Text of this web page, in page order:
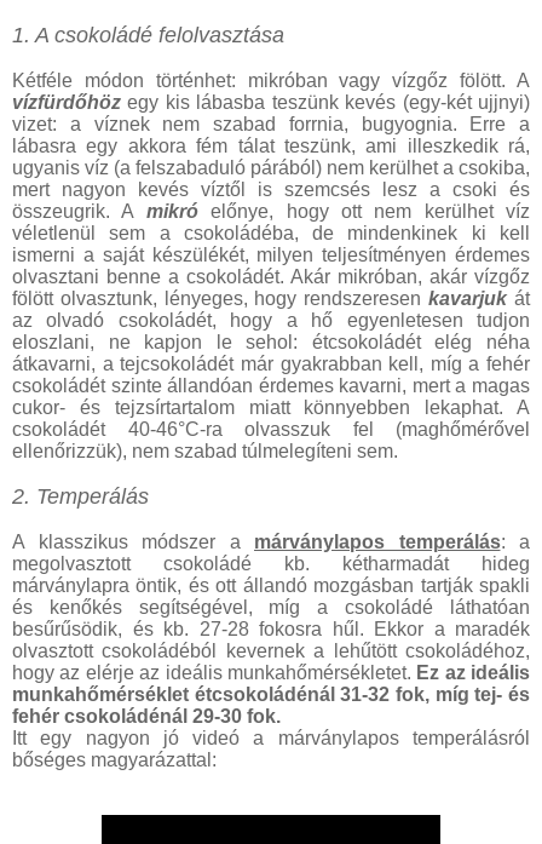
1. A csokoládé felolvasztása
Kétféle módon történhet: mikróban vagy vízgőz fölött. A
vízfürdőhöz egy kis lábasba teszünk kevés (egy-két ujjnyi)
vizet: a víznek nem szabad forrnia, bugyognia. Erre a
lábasra egy akkora fém tálat teszünk, ami illeszkedik rá,
ugyanis víz (a felszabaduló párából) nem kerülhet a csokiba,
mert nagyon kevés víztől is szemcsés lesz a csoki és
összeugrik. A mikróelőnye, hogy ott nem kerülhet víz
véletlenül sem a csokoládéba, de mindenkinek ki kell
ismerni a saját készülékét, milyen teljesítményen érdemes
olvasztani benne a csokoládét. Akár mikróban, akár vízgőz
fölött olvasztunk, lényeges, hogy rendszeresen kavarjuk át
az olvadó csokoládét, hogy a hő egyenletesen tudjon
eloszlani, ne kapjon le sehol: étcsokoládét elég néha
átkavarni, a tejcsokoládét már gyakrabban kell, míg a fehér
csokoládét szinte állandóan érdemes kavarni, mert a magas
cukor- és tejzsírtartalom miatt könnyebben lekaphat. A
csokoládét 40-46°C-raolvasszuk fel (maghőmérővel
ellenőrizzük), nem szabad túlmelegíteni sem.
2. Temperálás
A klasszikus módszer a márványlapos temperálás: a
megolvasztott csokoládé kb. kétharmadát hideg
márványlapra öntik, és ott állandó mozgásban tartják spakli
és kenőkés segítségével, míg a csokoládé láthatóan
besűrűsödik, és kb. 27-28 fokosra hűl. Ekkor a maradék
olvasztott csokoládéból kevernek a lehűtött csokoládéhoz,
hogy az elérje az ideális munkahőmérsékletet. Ez az ideális
munkahőmérséklet étcsokoládénál 31-32 fok, míg tej- és
fehér csokoládénál 29-30 fok.
Itt egy nagyon jó videó a márványlapos temperálásról
bőséges magyarázattal: